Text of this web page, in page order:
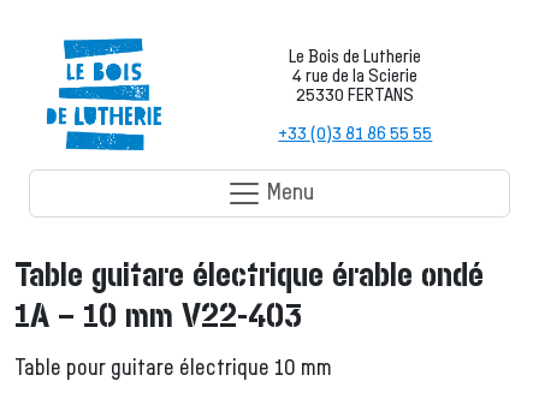
Le Bois de Lutherie
4 rue de la Scierie
25330 FERTANS
+33 (0)3 81 86 55 55
Menu
Table guitare électrique érable ondé
1A – 10 mm V22-403
Table pour guitare électrique 10 mm